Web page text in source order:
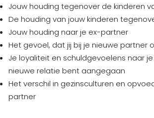
Jouw houding tegenover de kinderen
De houding van jouw kinderen
Jouw houding naar je ex-partner
Het gevoel, dat jij bij je nieuwe
Je loyaliteit en schuldgevoelens naar
nieuwe relatie bent aangegaan
Het verschil in gezinsculturen en
partner